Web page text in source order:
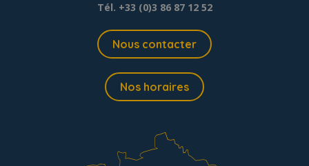
Tél. +33 (0)3 86 87 12 52
Nous contacter
Nos horaires